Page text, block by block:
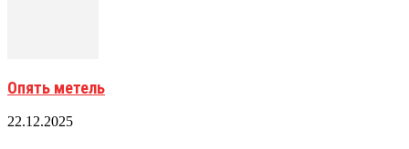
Опять метель
22.12.2025